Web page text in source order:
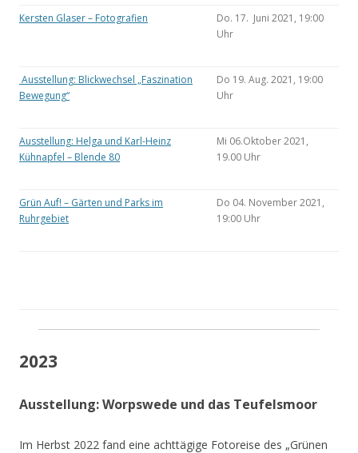
Kersten Glaser – Fotografien
Do. 17. Juni 2021, 19:00
Uhr
Ausstellung: Blickwechsel „Faszination
Bewegung“
Do 19. Aug. 2021, 19:00
Uhr
Ausstellung: Helga und Karl-Heinz
Kühnapfel – Blende 80
Mi 06.Oktober 2021,
19.00 Uhr
Grün Auf! – Gärten und Parks im
Ruhrgebiet
Do 04. November 2021,
19:00 Uhr
2023
Ausstellung: Worpswede und das Teufelsmoor
Im Herbst 2022 fand eine achttägige Fotoreise des „Grünen